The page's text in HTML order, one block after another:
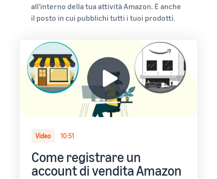
all'interno della tua attività Amazon. È anche
il posto in cui pubblichi tutti i tuoi prodotti.
Video 10:51
Come registrare un
account di vendita Amazon